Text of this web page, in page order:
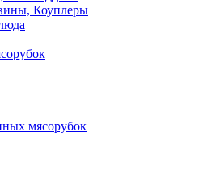
Коуплеры
мясорубок